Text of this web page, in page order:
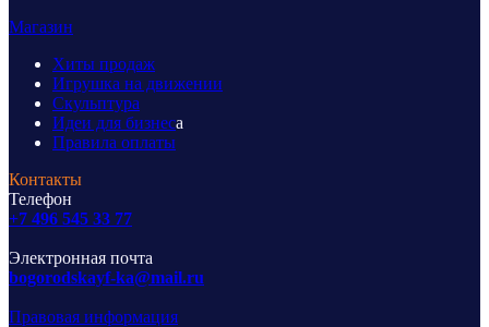
Магазин
Хиты продаж
Игрушка на движении
Скульптура
Идеи для бизнеса
Правила оплаты
Контакты
Телефон
+7 496 545 33 77
Электронная почта
bogorodskayf-ka@mail.ru
Правовая информация